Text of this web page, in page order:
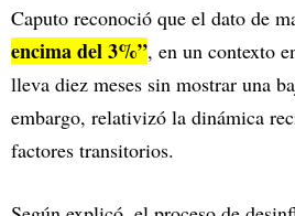
Caputo reconoció que el dato de
encima del 3%”, en un contexto
lleva diez meses sin mostrar una
embargo, relativizó la dinámica
factores transitorios.